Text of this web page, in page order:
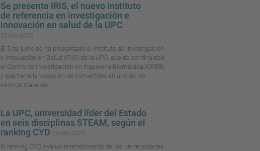
Se presenta IRIS, el nuevo instituto
de referencia en investigación e
innovación en salud de la UPC
El 5 de junio se ha presentado el Instituto de Investigación
e Innovación en Salud (IRIS) de la UPC, que da continuidad
al Centro de Investigación en Ingeniería Biomédica (CREB),
y que tiene la vocación de convertirse en uno de los
centros clave en...
La UPC, universidad líder del Estado
en seis disciplinas STEAM, según el
ranking CYD
El ranking CYD evalúa el rendimiento de las universidades